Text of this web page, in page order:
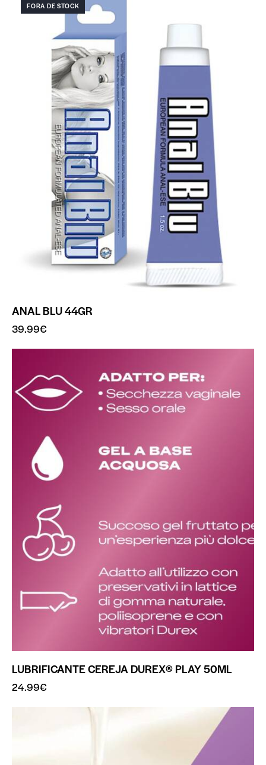
FORA DE STOCK
ANAL BLU 44GR
39.99€
LUBRIFICANTE CEREJA DUREX® PLAY 50ML
24.99€